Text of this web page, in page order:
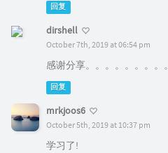
回复
dirshell
October 7th, 2019 at 06:54 pm
感谢分享。。。。。。。。。
回复
mrkjoos6
October 5th, 2019 at 10:37 pm
学习了!